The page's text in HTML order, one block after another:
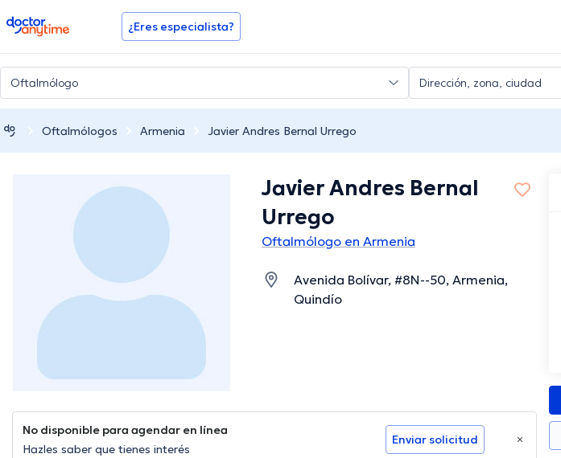
doctoranytime ¿Eres especialista?
Oftalmólogos Armenia Javier Andres Bernal Urrego
Javier Andres Bernal
Urrego
Oftalmólogo en Armenia
Avenida Bolívar, #8N--50, Armenia,
Quindío
No disponible para agendar en línea
Hazles saber que tienes interés
Enviar solicitud